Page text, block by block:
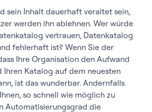
sein Inhalt dauerhaft veraltet sein,
werden ihn ablehnen. Wer würde
vertrauen, Datenkatalog
fehlerhaft ist? Wenn Sie der
Ihre Organisation den Aufwand
Ihren Katalog auf dem neuesten
ist das wunderbar. Andernfalls
so schnell wie möglich zu
Automatisierungsgrad die